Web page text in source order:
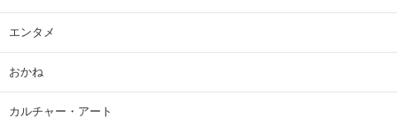
エンタメ
おかね
カルチャー・アート